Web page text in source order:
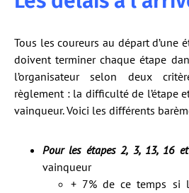
Tous les coureurs au départ d’une
doivent terminer chaque étape
l’organisateur selon deux
règlement : la difficulté de l’étape
vainqueur. Voici les différents
Pour les étapes 2, 3, 13, 16
vainqueur
+ 7% de ce temps si